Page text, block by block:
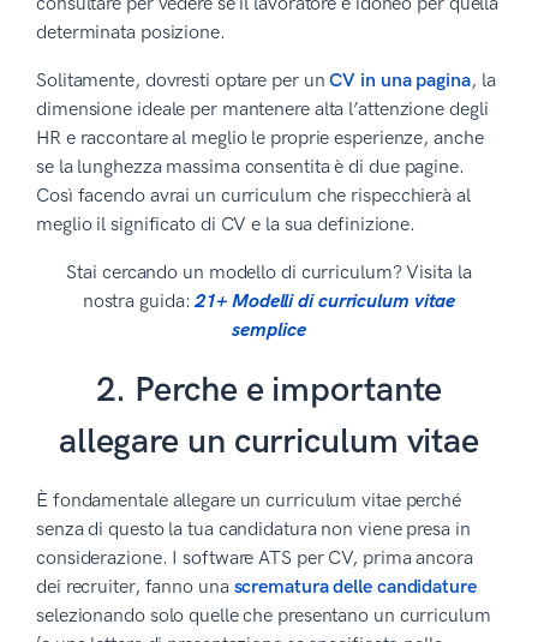
determinata posizione.
Solitamente, dovresti optare per unCV in una pagina, la
dimensione ideale per mantenere alta l’attenzione degli
HR e raccontare al meglio le proprie esperienze, anche
se la lunghezza massima consentita è di due pagine.
Così facendo avrai un curriculum che rispecchierà al
meglio il significato di CV e la sua definizione.
Stai cercando un modello di curriculum? Visita la
nostra guida:21+ Modelli di curriculum vitae
semplice
2. Perche e importante
allegare un curriculum vitae
È fondamentale allegare un curriculum vitae perché
senza di questo la tua candidatura non viene presa in
considerazione. I software ATS per CV, prima ancora
dei recruiter, fanno una scrematura delle candidature
selezionando solo quelle che presentano un curriculum